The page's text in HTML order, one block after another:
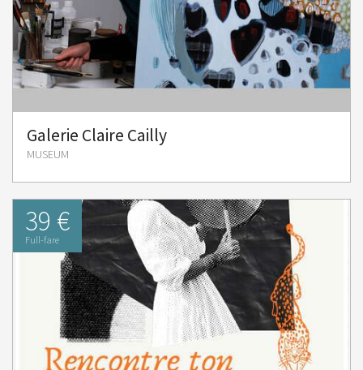
Galerie Claire Cailly
MUSEUM
39 €
Full-fare